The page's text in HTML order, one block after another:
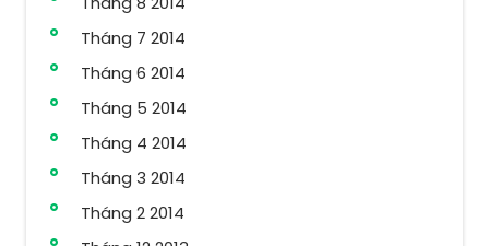
Tháng 7 2014
Tháng 6 2014
Tháng 5 2014
Tháng 4 2014
Tháng 3 2014
Tháng 2 2014